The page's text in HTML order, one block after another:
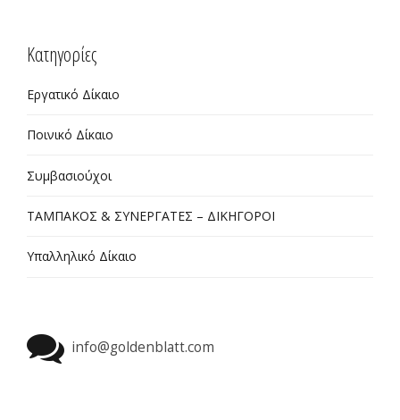
Kατηγορίες
Εργατικό Δίκαιο
Ποινικό Δίκαιο
Συμβασιούχοι
ΤΑΜΠΑΚΟΣ & ΣΥΝΕΡΓΑΤΕΣ – ΔΙΚΗΓΟΡΟΙ
Υπαλληλικό Δίκαιο
info@goldenblatt.com